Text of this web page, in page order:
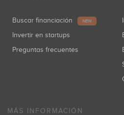
Buscar financiación NEW
Invertir en startups
Preguntas frecuentes
MÁS INFORMACIÓN